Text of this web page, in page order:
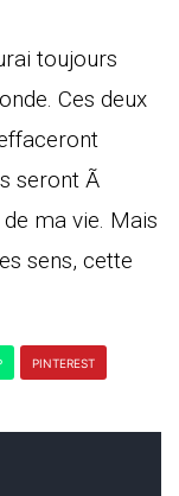
toujours
Ces deux
seront Ã
ma vie. Mais
sens, cette
PINTEREST